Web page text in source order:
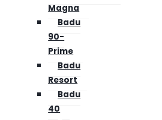
Magna
Badu
90-
Prime
Badu
Resort
Badu
40